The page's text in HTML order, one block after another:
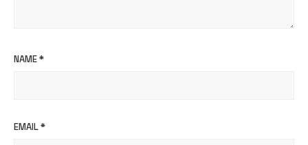
NAME*
EMAIL*